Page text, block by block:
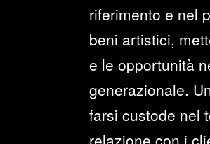
riferimento e nel
beni artistici,
e le opportunità
generazionale.
farsi custode nel
relazione con i